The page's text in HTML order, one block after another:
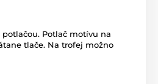
potlačou. Potlač motívu na
tlače. Na trofej možno